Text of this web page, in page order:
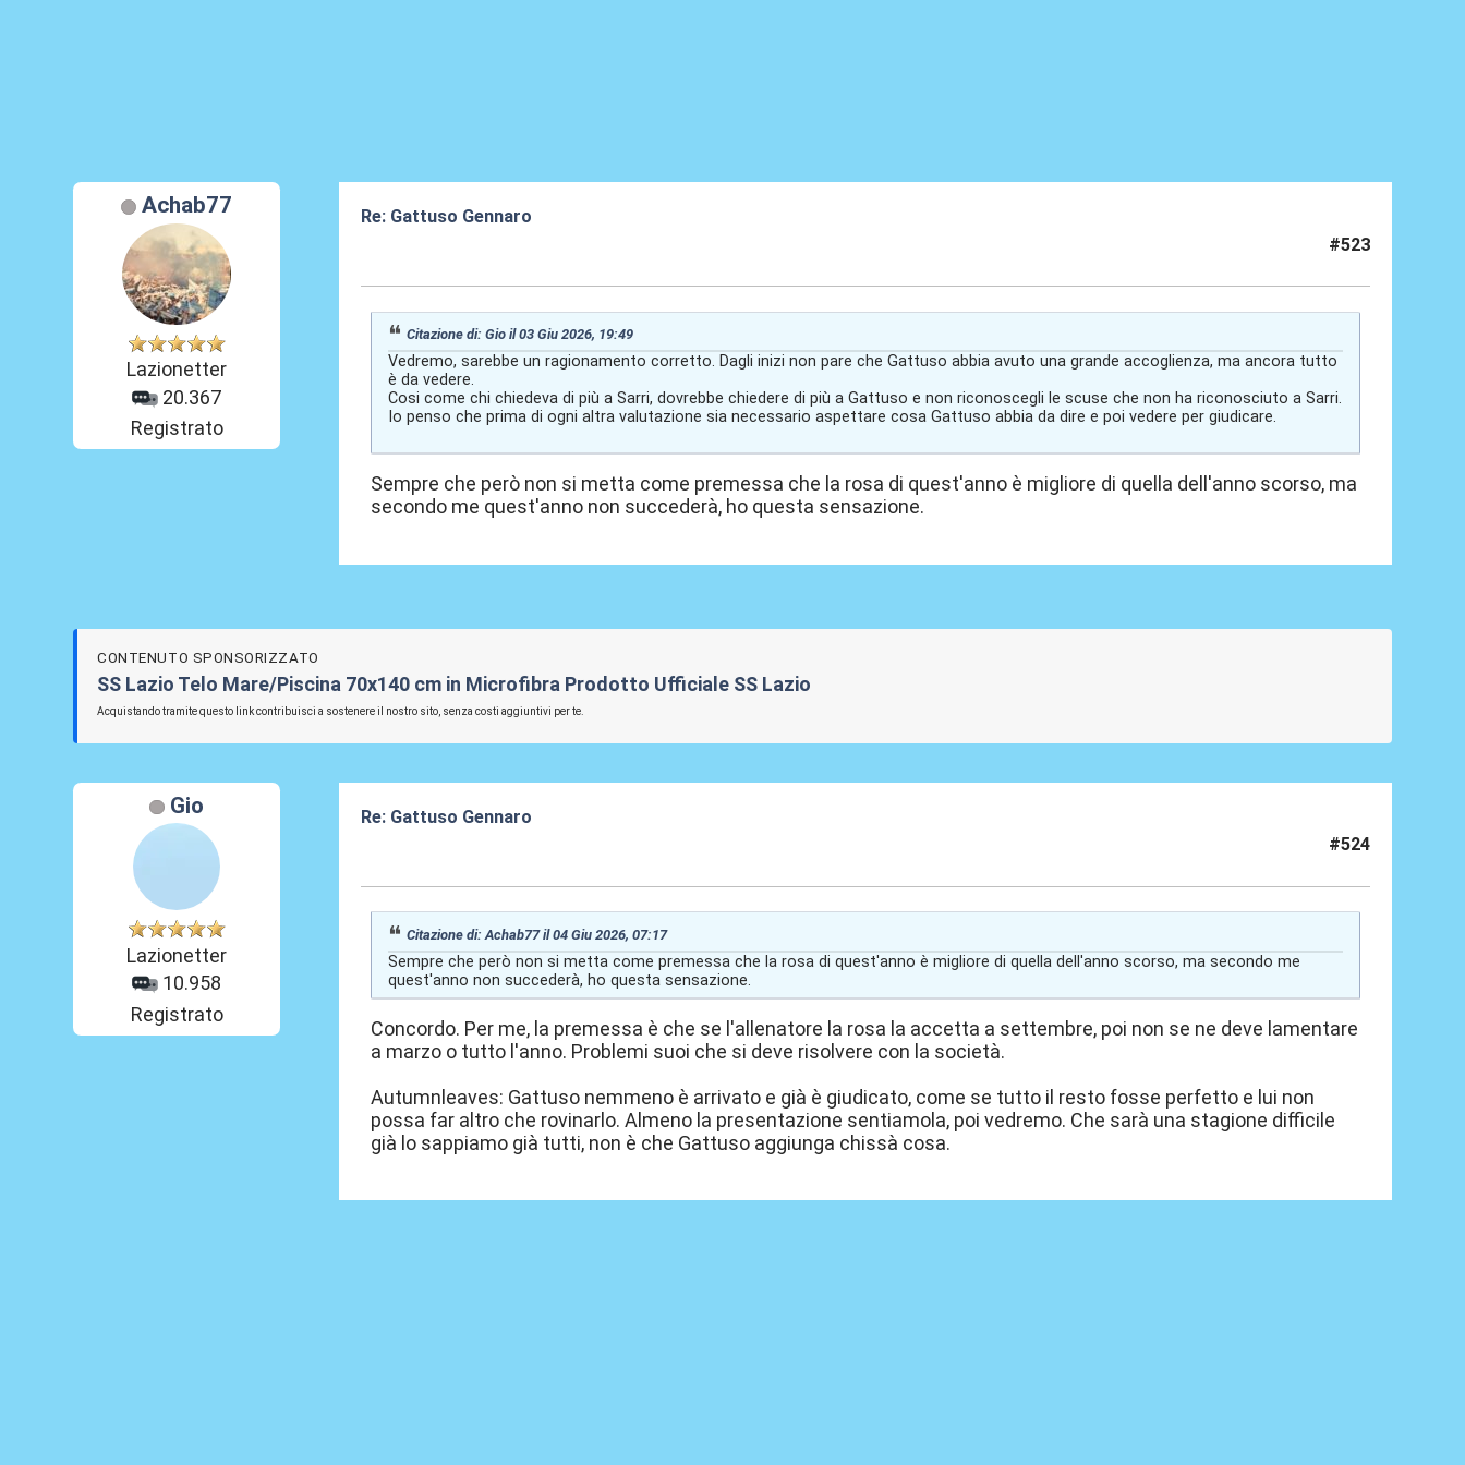
Achab77
Lazionetter
20.367
Registrato
Re: Gattuso Gennaro
#523
Citazione di: Gio il 03 Giu 2026, 19:49
Vedremo, sarebbe un ragionamento corretto. Dagli inizi non pare che Gattuso abbia avuto una grande accoglienza, ma ancora tutto
è da vedere.
Cosi come chi chiedeva di più a Sarri, dovrebbe chiedere di più a Gattuso e non riconoscegli le scuse che non ha riconosciuto a Sarri.
Io penso che prima di ogni altra valutazione sia necessario aspettare cosa Gattuso abbia da dire e poi vedere per giudicare.
Sempre che però non si metta come premessa che la rosa di quest'anno è migliore di quella dell'anno scorso, ma
secondo me quest'anno non succederà, ho questa sensazione.
CONTENUTO SPONSORIZZATO
SS Lazio Telo Mare/Piscina 70x140 cm in Microfibra Prodotto Ufficiale SS Lazio
Acquistando tramite questo link contribuisci a sostenere il nostro sito, senza costi aggiuntivi per te.
Gio
Lazionetter
10.958
Registrato
Re: Gattuso Gennaro
#524
Citazione di: Achab77 il 04 Giu 2026, 07:17
Sempre che però non si metta come premessa che la rosa di quest'anno è migliore di quella dell'anno scorso, ma secondo me
quest'anno non succederà, ho questa sensazione.
Concordo. Per me, la premessa è che se l'allenatore la rosa la accetta a settembre, poi non se ne deve lamentare
a marzo o tutto l'anno. Problemi suoi che si deve risolvere con la società.
Autumnleaves: Gattuso nemmeno è arrivato e già è giudicato, come se tutto il resto fosse perfetto e lui non
possa far altro che rovinarlo. Almeno la presentazione sentiamola, poi vedremo. Che sarà una stagione difficile
già lo sappiamo già tutti, non è che Gattuso aggiunga chissà cosa.